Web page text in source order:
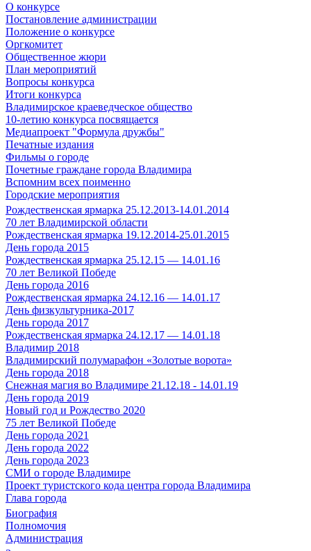
О конкурсе
Постановление администрации
Положение о конкурсе
Оргкомитет
Общественное жюри
План мероприятий
Вопросы конкурса
Итоги конкурса
Владимирское краеведческое общество
10-летию конкурса посвящается
Медиапроект "Формула дружбы"
Печатные издания
Фильмы о городе
Почетные граждане города Владимира
Вспомним всех поименно
Городские мероприятия
Рождественская ярмарка 25.12.2013-14.01.2014
70 лет Владимирской области
Рождественская ярмарка 19.12.2014-25.01.2015
День города 2015
Рождественская ярмарка 25.12.15 — 14.01.16
70 лет Великой Победе
День города 2016
Рождественская ярмарка 24.12.16 — 14.01.17
День физкультурника-2017
День города 2017
Рождественская ярмарка 24.12.17 — 14.01.18
Владимир 2018
Владимирский полумарафон «Золотые ворота»
День города 2018
Снежная магия во Владимире 21.12.18 - 14.01.19
День города 2019
Новый год и Рождество 2020
75 лет Великой Победе
День города 2021
День города 2022
День города 2023
СМИ о городе Владимире
Проект туристского кода центра города Владимира
Глава города
Биография
Полномочия
Администрация